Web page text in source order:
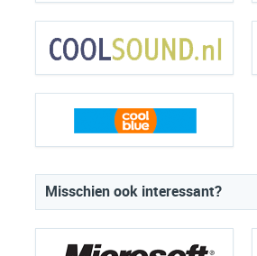
Misschien ook interessant?